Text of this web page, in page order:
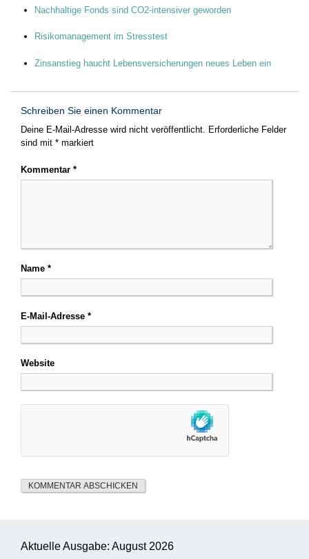
Nachhaltige Fonds sind CO2-intensiver geworden
Risikomanagement im Stresstest
Zinsanstieg haucht Lebensversicherungen neues Leben ein
Schreiben Sie einen Kommentar
Deine E-Mail-Adresse wird nicht veröffentlicht. Erforderliche Felder
sind mit * markiert
Kommentar *
Name *
E-Mail-Adresse *
Website
Aktuelle Ausgabe: August 2026